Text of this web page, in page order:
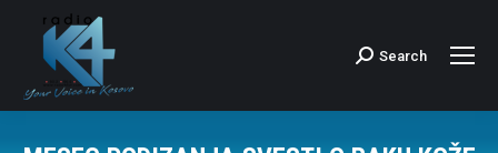
Search:
Search